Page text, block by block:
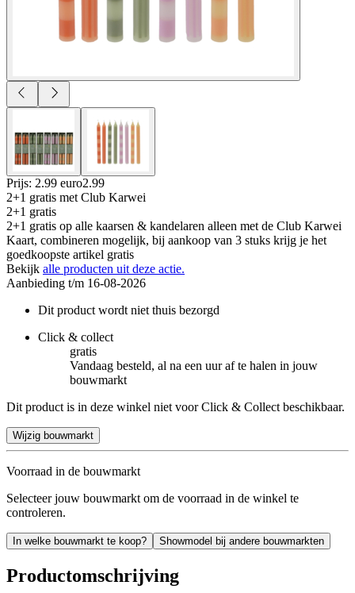
Prijs: 2.99 euro2.99
2+1 gratis met Club Karwei
2+1 gratis
2+1 gratis op alle kaarsen & kandelaren alleen met de Club Karwei
Kaart, combineren mogelijk, bij aankoop van 3 stuks krijg je het
goedkoopste artikel gratis
Bekijk alle producten uit deze actie.
Aanbieding t/m 16-08-2026
Dit product wordt niet thuis bezorgd
Click & collect
gratis
Vandaag besteld, al na een uur af te halen in jouw
bouwmarkt
Dit product is in deze winkel niet voor Click & Collect beschikbaar.
Wijzig bouwmarkt
Voorraad in de bouwmarkt
Selecteer jouw bouwmarkt om de voorraad in de winkel te
controleren.
In welke bouwmarkt te koop? Showmodel bij andere bouwmarkten
Productomschrijving